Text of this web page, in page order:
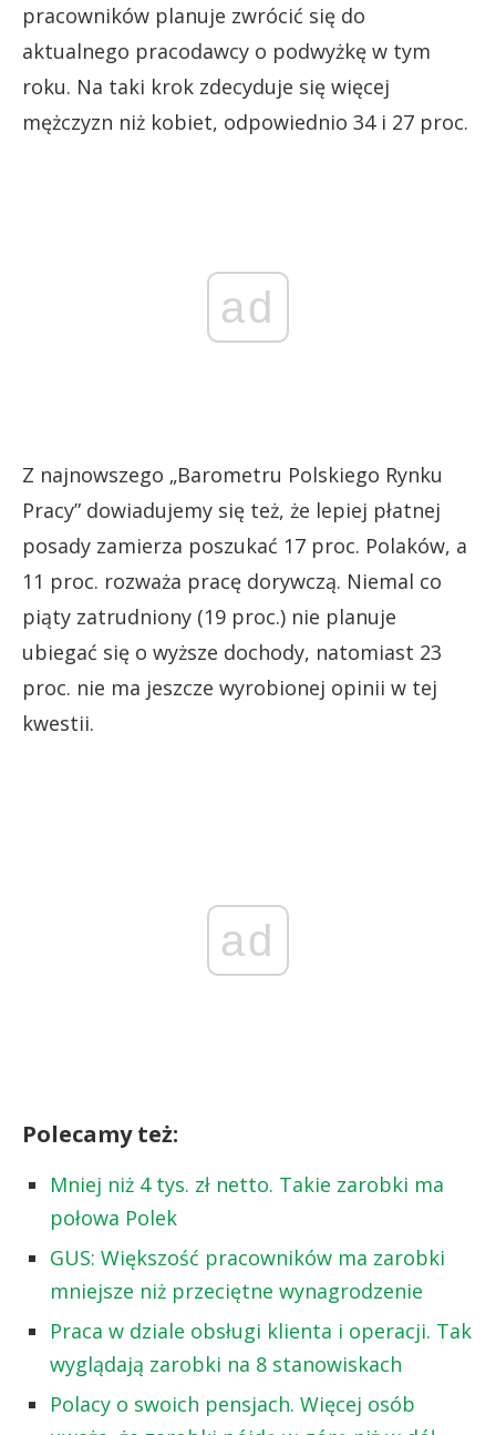
pracowników planuje zwrócić się do
aktualnego pracodawcy o podwyżkę w tym
roku. Na taki krok zdecyduje się więcej
mężczyzn niż kobiet, odpowiednio 34 i 27 proc.
ad
Z najnowszego „Barometru Polskiego Rynku
Pracy” dowiadujemy się też, że lepiej płatnej
posady zamierza poszukać 17 proc. Polaków, a
11 proc. rozważa pracę dorywczą. Niemal co
piąty zatrudniony (19 proc.) nie planuje
ubiegać się o wyższe dochody, natomiast 23
proc. nie ma jeszcze wyrobionej opinii w tej
kwestii.
ad
Polecamy też:
Mniej niż 4 tys. zł netto. Takie zarobki ma
połowa Polek
GUS: Większość pracowników ma zarobki
mniejsze niż przeciętne wynagrodzenie
Praca w dziale obsługi klienta i operacji. Tak
wyglądają zarobki na 8 stanowiskach
Polacy o swoich pensjach. Więcej osób